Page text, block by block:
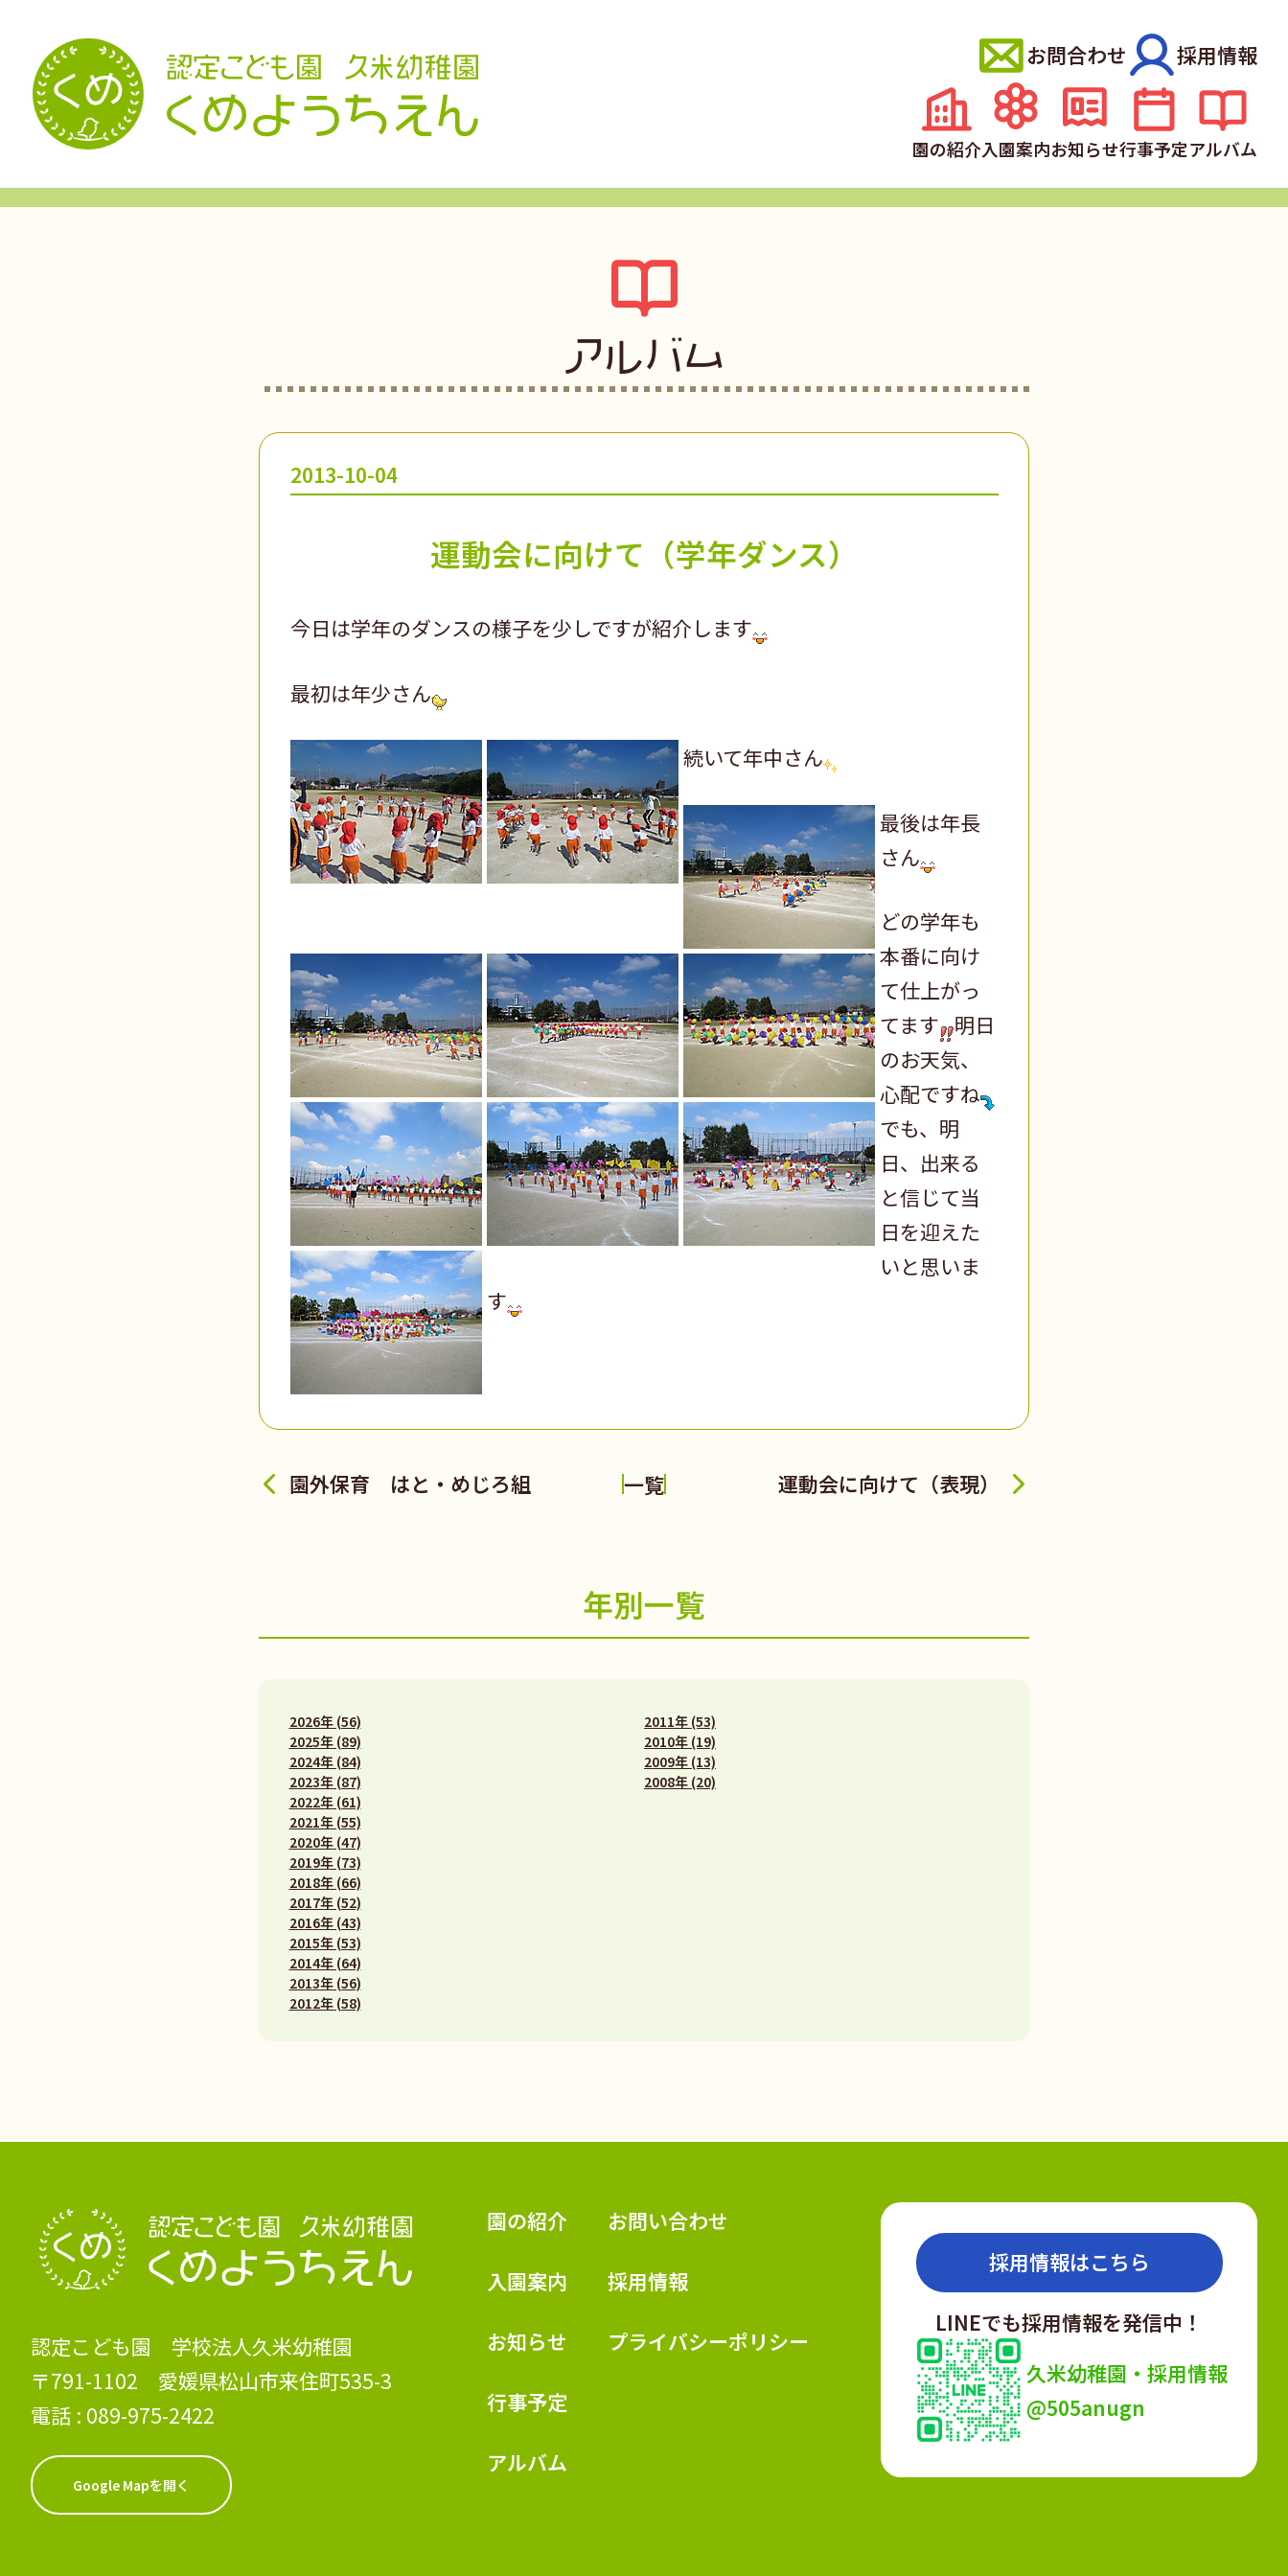
園の紹介入園案内お知らせ行事予定アルバム
お問合わせ 採用情報
アルバム
2013-10-04
運動会に向けて（学年ダンス）
今日は学年のダンスの様子を少しですが紹介します
最初は年少さん
続いて年中さん
最後は年長
さん
どの学年も
本番に向け
て仕上がっ
てます 明日
のお天気、
心配ですね
でも、明
日、出来る
と信じて当
日を迎えた
いと思いま
す
園外保育 はと・めじろ組 一覧 運動会に向けて（表現）
年別一覧
2026年 (56)
2025年 (89)
2024年 (84)
2023年 (87)
2022年 (61)
2021年 (55)
2020年 (47)
2019年 (73)
2018年 (66)
2017年 (52)
2016年 (43)
2015年 (53)
2014年 (64)
2013年 (56)
2012年 (58)
2011年 (53)
2010年 (19)
2009年 (13)
2008年 (20)
認定こども園 学校法人久米幼稚園
認定こども園 学校法人久米幼稚園
〒791-1102 愛媛県松山市来住町535-3
電話 : 089-975-2422
Google Mapを開く
園の紹介
入園案内
お知らせ
行事予定
アルバム
お問い合わせ
採用情報
プライバシーポリシー
採用情報はこちら
LINEでも採用情報を発信中！
久米幼稚園・採用情報
@505anugn